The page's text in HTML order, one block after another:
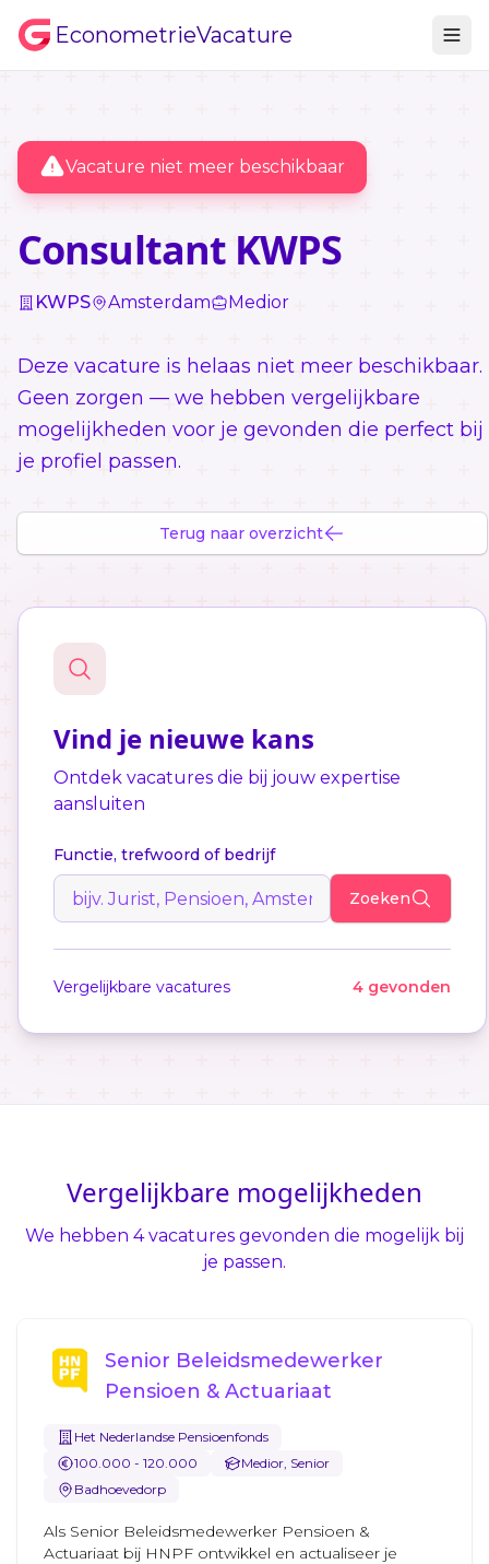
EconometrieVacature
Vacature niet meer beschikbaar
Consultant KWPS
KWPS Amsterdam Medior
Deze vacature is helaas niet meer beschikbaar.
Geen zorgen — we hebben vergelijkbare
mogelijkheden voor je gevonden die perfect bij
je profiel passen.
Terug naar overzicht
Vind je nieuwe kans
Ontdek vacatures die bij jouw expertise
aansluiten
Functie, trefwoord of bedrijf
Zoeken
Vergelijkbare vacatures 4 gevonden
Vergelijkbare mogelijkheden
We hebben 4 vacatures gevonden die mogelijk bij
je passen.
Senior Beleidsmedewerker
Pensioen & Actuariaat
Het Nederlandse Pensioenfonds
100.000 - 120.000
Medior, Senior
Badhoevedorp
Als Senior Beleidsmedewerker Pensioen &
Actuariaat bij HNPF ontwikkel en actualiseer je